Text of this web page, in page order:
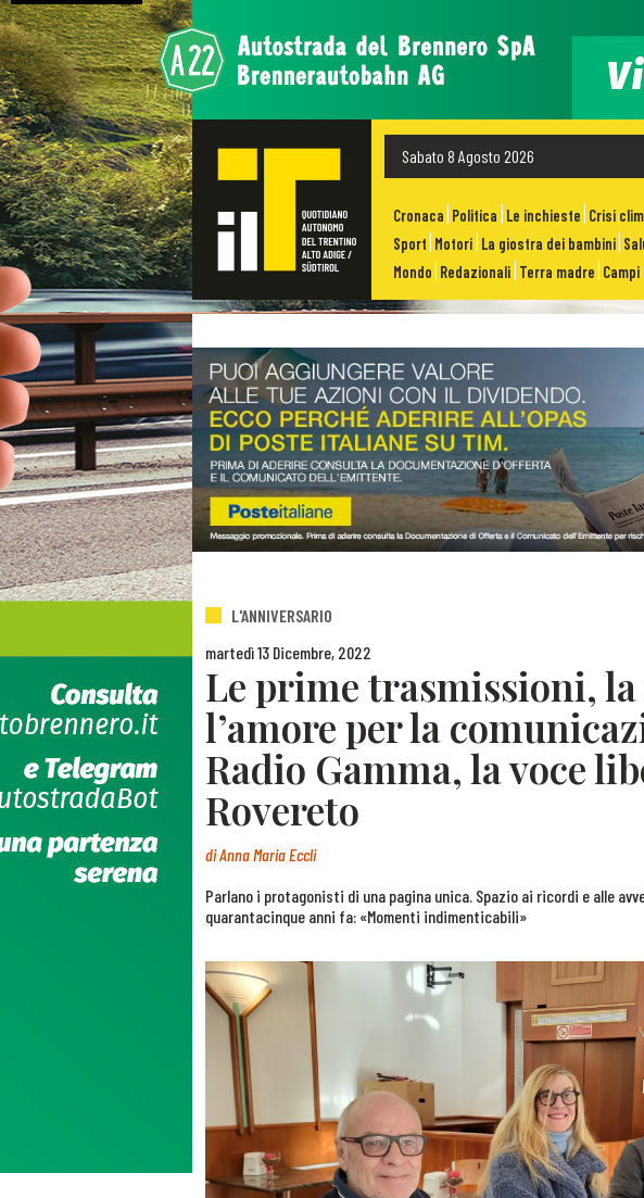
Sabato 8 Agosto 2026
Cronaca Politica Le inchieste Crisi
Sport Motori La giostra dei bambini
Mondo Redazionali Terra madre
L'ANNIVERSARIO
martedì 13 Dicembre, 2022
Le prime trasmissioni,
l’amore per la
Radio Gamma, la voce
Rovereto
diAnna Maria Eccli
Parlano i protagonisti di una pagina unica. Spazio ai ricordi e alle
quarantacinque anni fa: «Momenti indimenticabili»